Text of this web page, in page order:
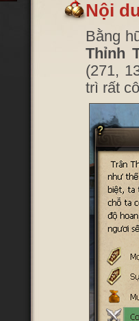
Nội
Bằng
Thỉnh
(271,
trì rất